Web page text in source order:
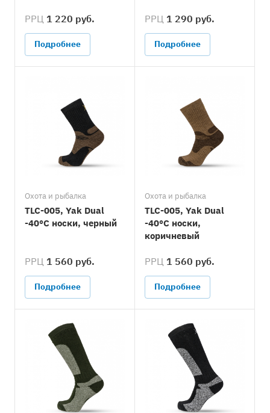
РРЦ 1 220 руб.
Подробнее
РРЦ 1 290 руб.
Подробнее
Охота и рыбалка
TLC-005, Yak Dual
-40°C носки, черный
РРЦ 1 560 руб.
Подробнее
Охота и рыбалка
TLC-005, Yak Dual
-40°C носки,
коричневый
РРЦ 1 560 руб.
Подробнее